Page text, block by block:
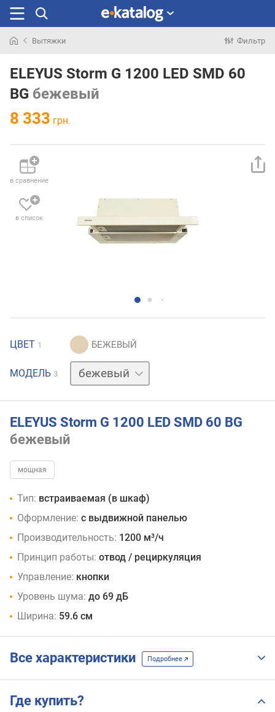
раньше
Вытяжки Фильтр
ELEYUS Storm G 1200 LED SMD 60
BG бежевый
8 333 грн.
в сравнение
в список
ЦВЕТ 1
МОДЕЛЬ 3
белый
черный
ELEYUS Storm G 1200 LED SMD 60 BG
бежевый
мощная
Тип: встраиваемая (в шкаф)
Оформление: с выдвижной панелью
Производительность: 1200 м³/ч
Принцип работы: отвод / рециркуляция
Управление: кнопки
Уровень шума: до 69 дБ
Ширина: 59.6 см
Все характеристики Подробнее
Где купить?